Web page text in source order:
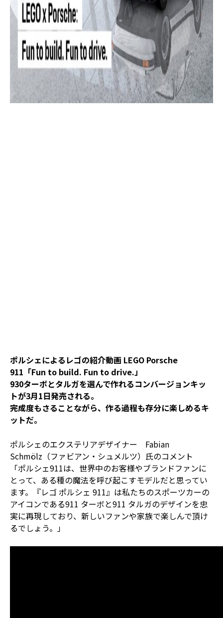
ポルシェによるレゴの紹介動画 LEGO Porsche
911「Fun to build. Fun to drive.」
930ターボとタルガを選んで作れるコンバージョンキッ
トが3月1日発売される。
完成度もさることながら、作る過程も存分に楽しめるキ
ットだ。
ポルシェのエクステリアデザイナー Fabian
Schmölz（ファビアン・シュメルツ）氏のコメント
「ポルシェ911は、世界中のお客様やブランドファンに
とって、ある種の魔法を呼び起こすモデルだと思ってい
ます。『レゴ ポルシェ 911』は私たちのスポーツカーの
アイコンである911 ターボと911 タルガのデザインを忠
実に再現しており、新しいファンや家族で楽しんで頂け
るでしょう。」